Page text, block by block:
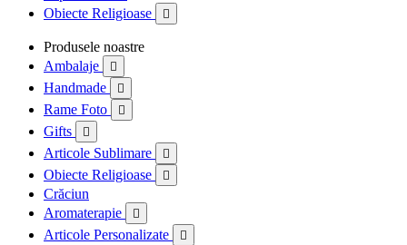
Obiecte Religioase

Produsele noastre
Ambalaje

Handmade 
Rame Foto 
Gifts 
Articole Sublimare 
Obiecte Religioase 
Crăciun
Aromaterapie

Articole Personalizate 